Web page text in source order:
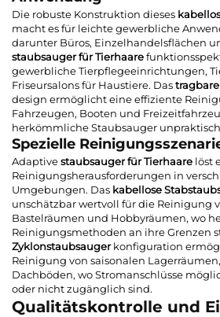
Die robuste Konstruktion dieses
macht es für leichte gewerbliche
darunter Büros, Einzelhandelsflächen
staubsauger für Tierhaare
gewerbliche Tierpflegeeinrichtungen,
Friseursalons für Haustiere. Das
design ermöglicht eine effiziente
Fahrzeugen, Booten und
herkömmliche Staubsauger
Spezielle
Adaptivestaubsauger für Tierhaare löst
Reinigungsherausforderungen in
Umgebungen. Das kabellose
unschätzbar wertvoll für die Reinigung
Bastelräumen und Hobbyräumen, wo
Reinigungsmethoden an ihre Grenzen
Zyklonstaubsaugerkonfiguration
Reinigung von saisonalen
Dachböden, wo Stromanschlüsse
oder nicht zugänglich sind.
Qualitätskontrolle und